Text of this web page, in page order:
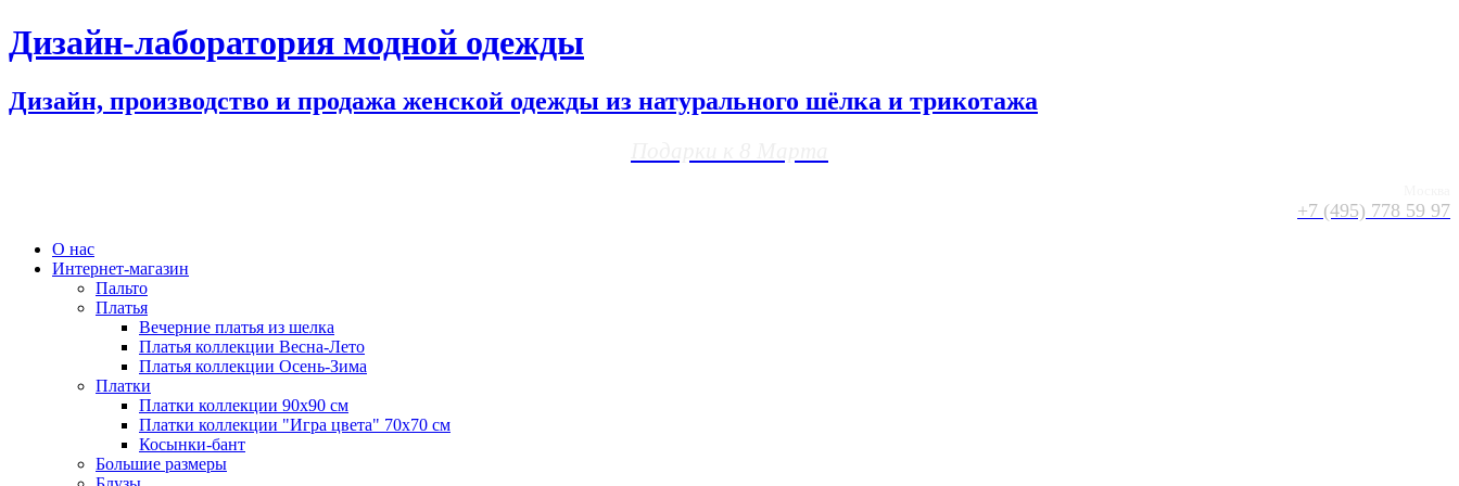
Дизайн-лаборатория модной одежды
Дизайн, производство и продажа женской одежды из натурального шёлка и трикотажа
+7 (495) 778 59 97
О нас
Интернет-магазин
Пальто
Платья
Вечерние платья из шелка
Платья коллекции Весна-Лето
Платья коллекции Осень-Зима
Платки
Платки коллекции 90х90 см
Платки коллекции "Игра цвета" 70х70 см
Косынки-бант
Большие размеры